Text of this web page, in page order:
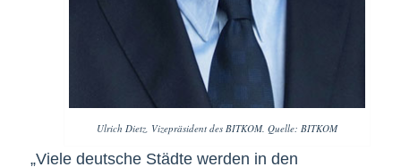
Ulrich Dietz, Vizepräsident des BITKOM. Quelle: BITKOM
„Viele deutsche Städte werden in den